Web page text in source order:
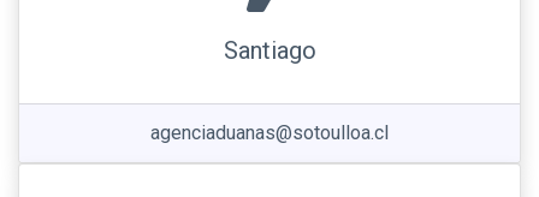
Santiago
agenciaduanas@sotoulloa.cl